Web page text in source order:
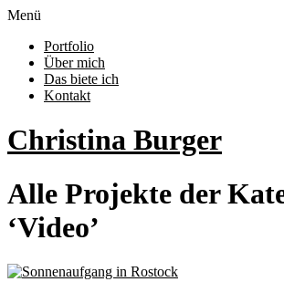
Menü
Portfolio
Über mich
Das biete ich
Kontakt
Christina Burger
Alle Projekte der
‘Video’